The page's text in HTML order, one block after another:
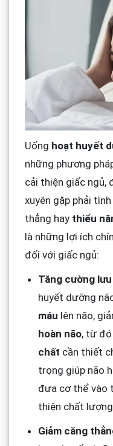
Uống hoạt huyết
những phương
cải thiện giấc ngủ,
xuyên gặp phải
thẳng hay thiểu
là những lợi ích
đối với giấc ngủ:
Tăng cường
huyết dưỡng
máu lên não,
hoàn não, từ đó
chất cần thiết
trọng giúp não
đưa cơ thể vào
thiện chất
Giảm căng